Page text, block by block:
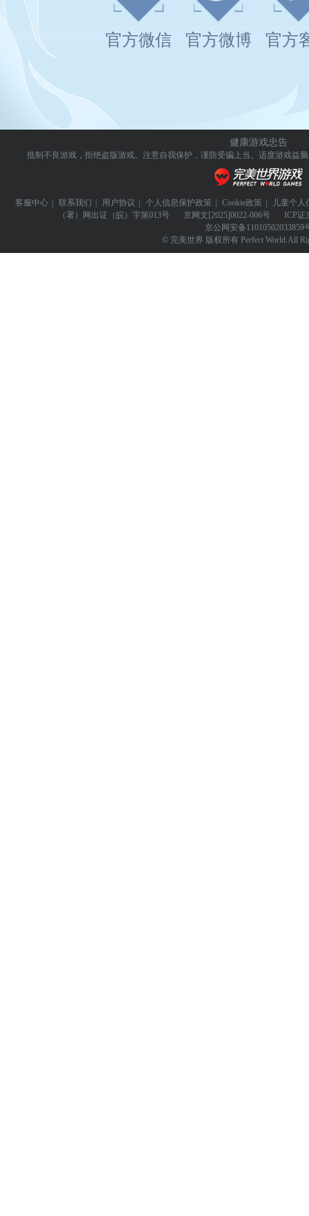
官方微信 官方微博 官方
健康游戏忠告
抵制不良游戏，拒绝盗版游戏。注意自我保护，谨防受骗上当。 适度游戏益
客服中心 联系我们 用户协议 个人信息保护政策 Cookie政策
儿童个人
（署）网出证（皖）字第013号
京网文 [2025]0022-006号 ICP证
京公网安备11010502033859
© 完美世界 版权所有 Perfect World.All